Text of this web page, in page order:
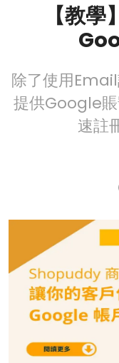
【教
除了使用
提供Google
速註